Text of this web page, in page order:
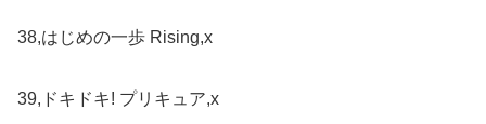
38,はじめの一歩 Rising,x
39,ドキドキ! プリキュア,x